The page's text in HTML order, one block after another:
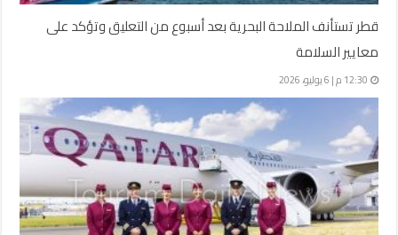
قطر تستأنف الملاحة البحرية بعد أسبوع من التعليق وتؤكد على
معايير السلامة
12:30 م | 6 يوليو، 2026